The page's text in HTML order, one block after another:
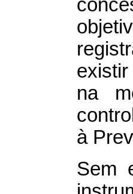
na
à
Sem